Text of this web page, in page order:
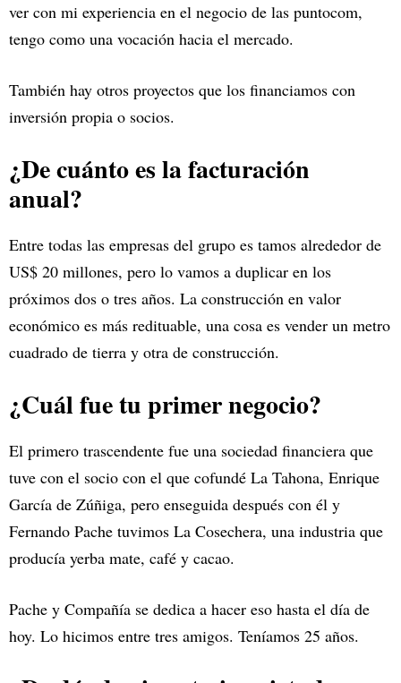
ver con mi experiencia en el negocio de las puntocom,
tengo como una vocación hacia el mercado.
También hay otros proyectos que los financiamos con
inversión propia o socios.
¿De cuánto es la facturación
anual?
Entre todas las empresas del grupo es tamos alrededor de
US$ 20 millones, pero lo vamos a duplicar en los
próximos dos o tres años. La construcción en valor
económico es más redituable, una cosa es vender un metro
cuadrado de tierra y otra de construcción.
¿Cuál fue tu primer negocio?
El primero trascendente fue una sociedad financiera que
tuve con el socio con el que cofundé La Tahona, Enrique
García de Zúñiga, pero enseguida después con él y
Fernando Pache tuvimos La Cosechera, una industria que
producía yerba mate, café y cacao.
Pache y Compañía se dedica a hacer eso hasta el día de
hoy. Lo hicimos entre tres amigos. Teníamos 25 años.